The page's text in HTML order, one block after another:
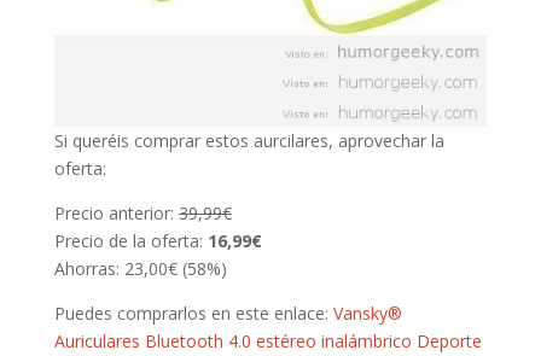
Si queréis comprar estos aurcilares, aprovechar la
oferta:
Precio anterior:39,99€
Precio de la oferta: 16,99€
Ahorras: 23,00€ (58%)
Puedes comprarlos en este enlace: Vansky®
Auriculares Bluetooth 4.0 estéreo inalámbrico Deporte